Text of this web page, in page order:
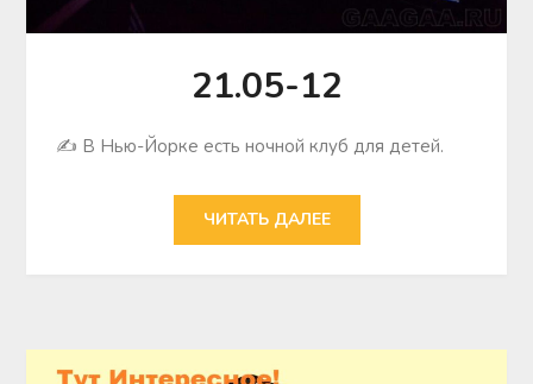
21.05-12
✍ В Нью-Йорке есть ночной клуб для детей.
ЧИТАТЬ ДАЛЕЕ